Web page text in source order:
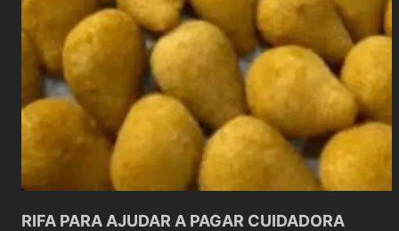
RIFA PARA AJUDAR A PAGAR CUIDADORA